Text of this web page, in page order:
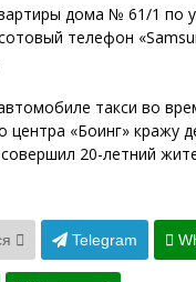
дома № 61/1 по
телефон
такси во
центра «Боинг» кражу
20-летний
Telegram